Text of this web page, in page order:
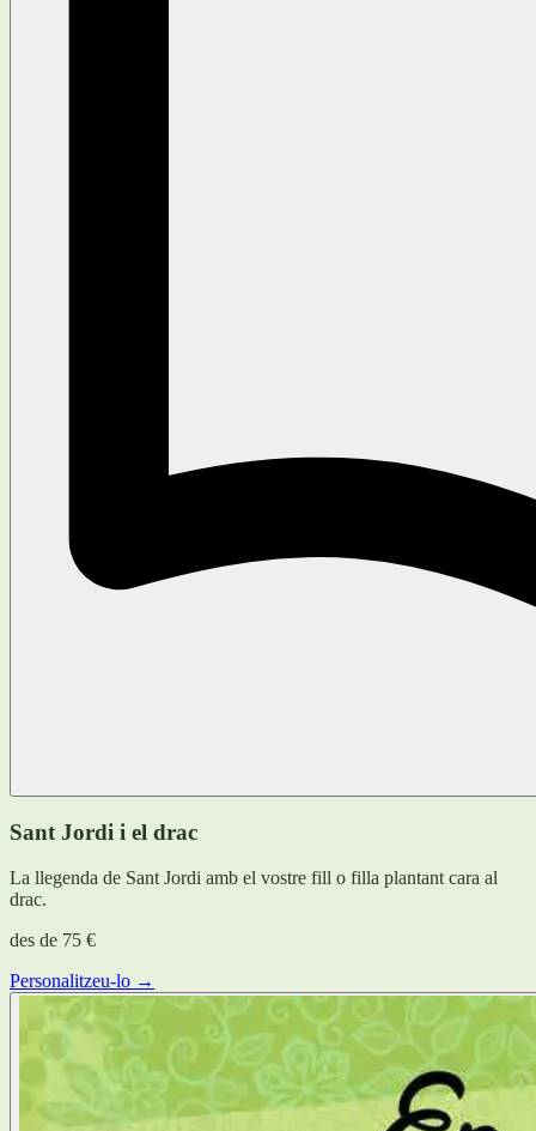
Sant Jordi i el drac
La llegenda de Sant Jordi amb el vostre fill o filla plantant cara al
drac.
des de 75 €
Personalitzeu-lo →